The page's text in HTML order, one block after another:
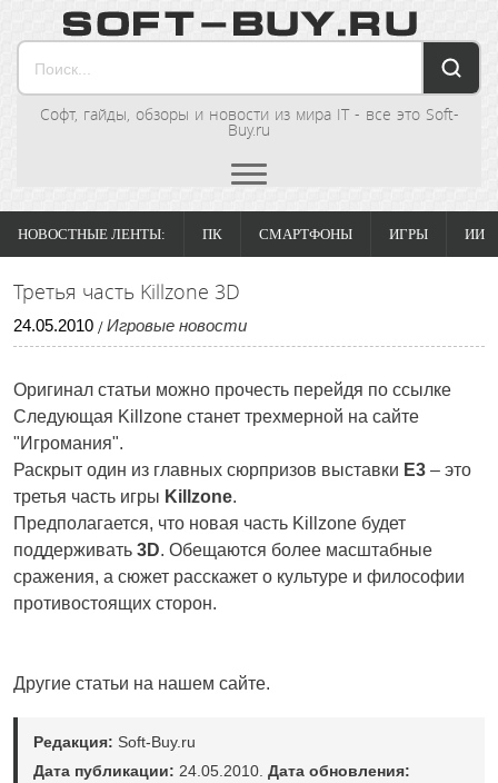
Софт, гайды, обзоры и новости из мира IT - все это Soft-
Buy.ru
НОВОСТНЫЕ ЛЕНТЫ: ПК СМАРТФОНЫ ИГРЫ ИИ
Третья часть Killzone 3D
24.05.2010 / Игровые новости
Оригинал статьи можно прочесть перейдя по ссылке
Следующая Killzone станет трехмерной на сайте
"Игромания".
Раскрыт один из главных сюрпризов выставки E3 – это
третья часть игры Killzone.
Предполагается, что новая часть Killzone будет
поддерживать 3D. Обещаются более масштабные
сражения, а сюжет расскажет о культуре и философии
противостоящих сторон.
Другие статьи на нашем сайте.
Редакция: Soft-Buy.ru
Дата публикации: 24.05.2010. Дата обновления: